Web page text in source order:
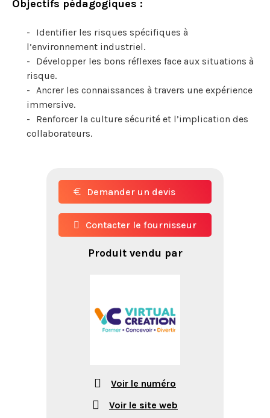
Objectifs pédagogiques :
Identifier les risques spécifiques à
l’environnement industriel.
Développer les bons réflexes face aux situations à
risque.
Ancrer les connaissances à travers une expérience
immersive.
Renforcer la culture sécurité et l’implication des
collaborateurs.
Demander un devis
Contacter le fournisseur
Produit vendu par
Voir le numéro
Voir le site web